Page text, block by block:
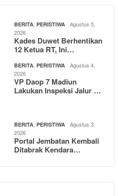
BERITA PERISTIWA
Agustus 5,
2026
Kades Duwet Berhentikan
12 Ketua RT, Ini…
BERITA PERISTIWA
Agustus 4,
2026
VP Daop 7 Madiun
Lakukan Inspeksi Jalur …
BERITA PERISTIWA
Agustus 3,
2026
Portal Jembatan Kembali
Ditabrak Kendara…